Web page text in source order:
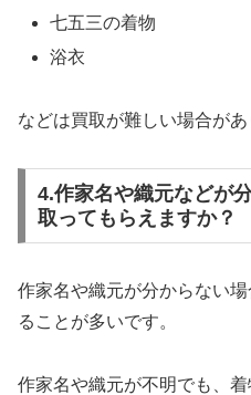
七五三の着物
浴衣
などは買取が難しい場合があ
4.作家名や織元などが
取ってもらえますか？
作家名や織元が分からない
ることが多いです。
作家名や織元が不明でも、